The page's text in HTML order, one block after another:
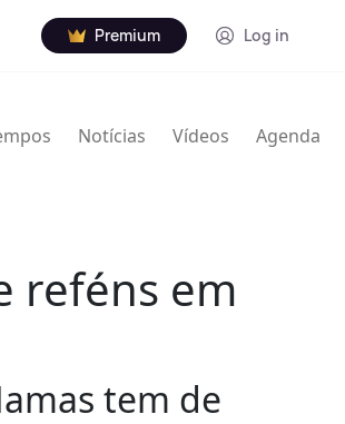
Premium Log in
Notícias Vídeos Agenda
reféns em
tem de